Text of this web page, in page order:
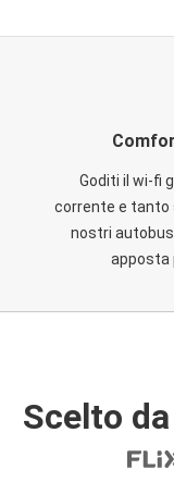
Goditi il wi-fi
corrente e tanto
nostri
apposta
Scelto